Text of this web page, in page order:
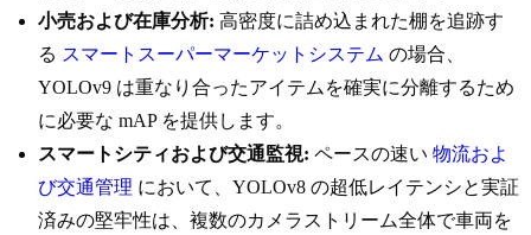
小売および在庫分析: 高密度に詰め込まれた棚を追跡す
る スマートスーパーマーケットシステム の場合、
YOLOv9 は重なり合ったアイテムを確実に分離するため
に必要な mAP を提供します。
スマートシティおよび交通監視: ペースの速い 物流およ
び交通管理 において、YOLOv8 の超低レイテンシと実証
済みの堅牢性は、複数のカメラストリーム全体で車両を